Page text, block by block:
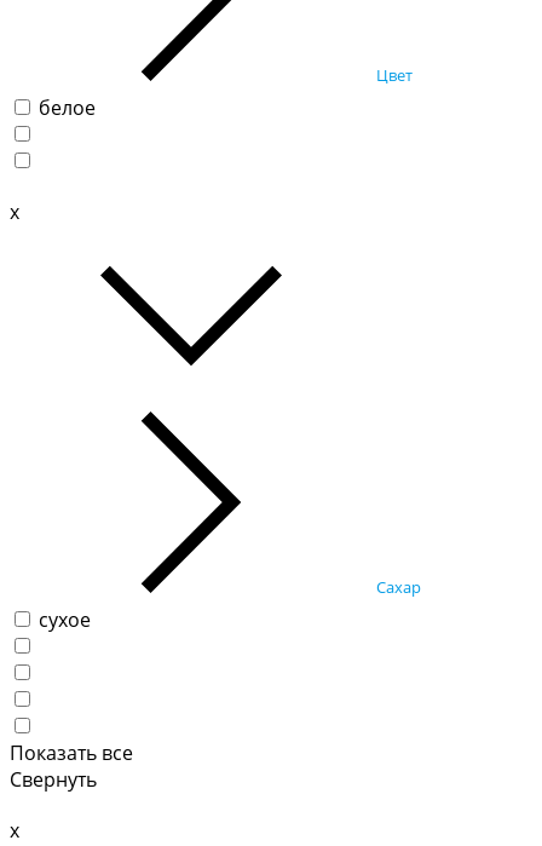
Цвет
белое
x
Сахар
сухое
Показать все
Свернуть
x